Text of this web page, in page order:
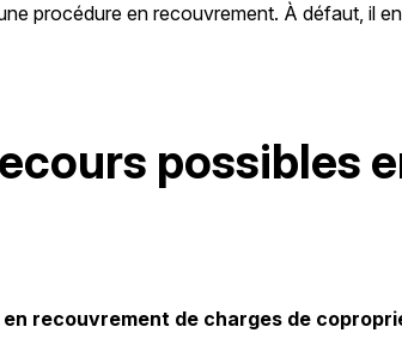
procédure en recouvrement. À défaut, il
possibles
recouvrement de charges de